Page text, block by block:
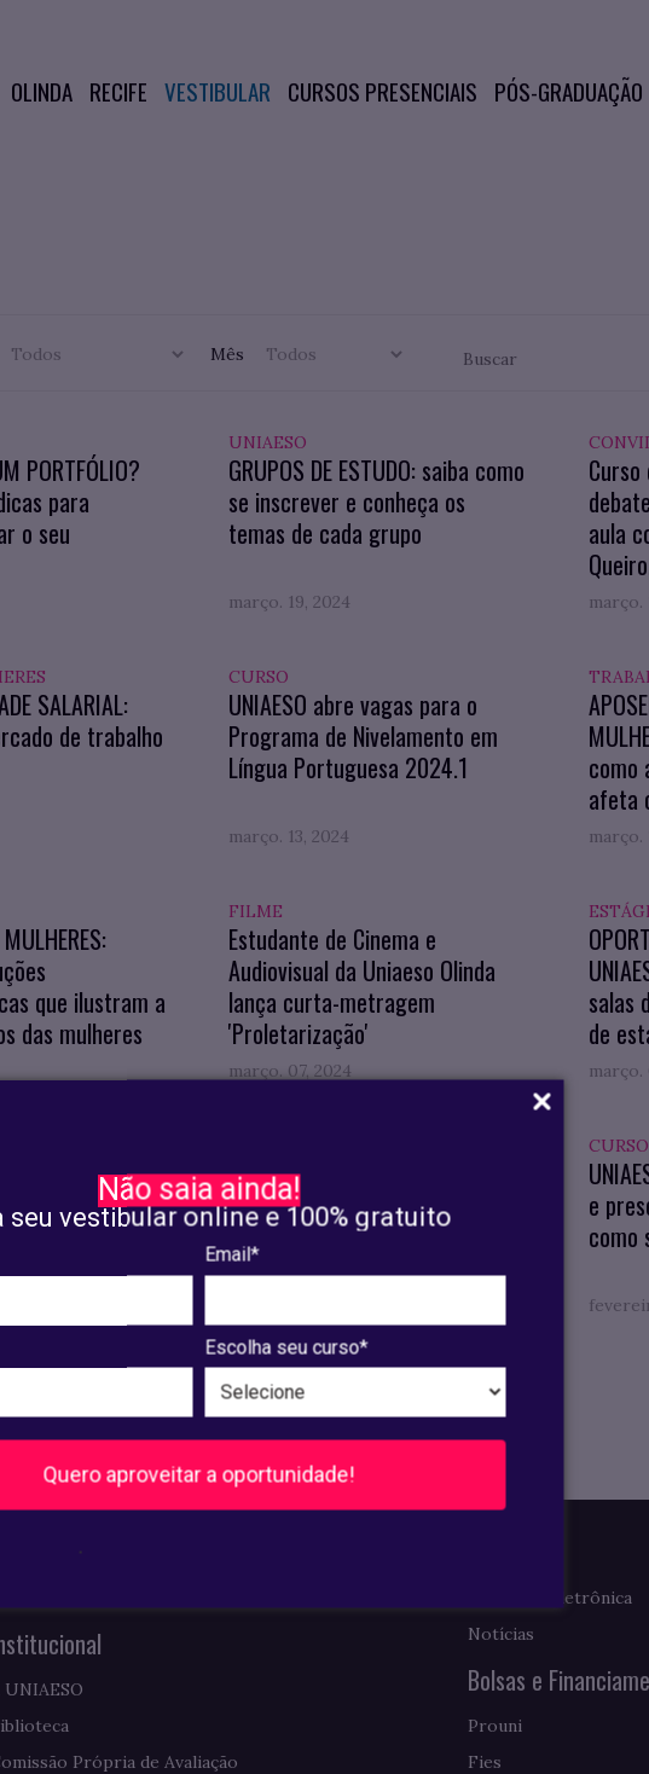
Não saia ainda!
seu vestibular online e 100% gratuito
Email*
Escolha seu curso*
Quero aproveitar a oportunidade!
OLINDA RECIFE VESTIBULAR CURSOS PRESENCIAIS PÓS-GRADUAÇÃO
Mês
PORTFÓLIO?
para
o seu
UNIAESO
GRUPOS DE ESTUDO: saiba como
se inscrever e conheça os
temas de cada grupo
março. 19, 2024
aula
março.
SALARIAL:
de trabalho
CURSO
UNIAESO abre vagas para o
Programa de Nivelamento em
Língua Portuguesa 2024.1
março. 13, 2024
como
afeta
março.
que ilustram a
das mulheres
FILME
Estudante de Cinema e
Audiovisual da Uniaeso Olinda
lança curta-metragem
'Proletarização'
março. 07, 2024
salas
de
março.
chamada de
o VII DEVIR; saiba
UNIAESO divulga os códigos das
turmas do Google Classroom
para o semestre 2024.1
e
como
Pós-Graduação
UNIAESO
Própria de Avaliação
Clipagem Eletrônica
Notícias
Bolsas e
Prouni
Fies